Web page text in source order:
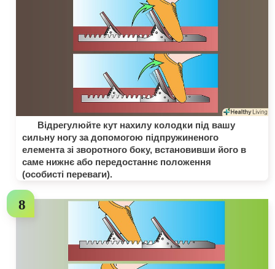
Відрегулюйте кут нахилу колодки під вашу
сильну ногу за допомогою підпружиненого
елемента зі зворотного боку, встановивши його в
саме нижнє або передостаннє положення
(особисті переваги).